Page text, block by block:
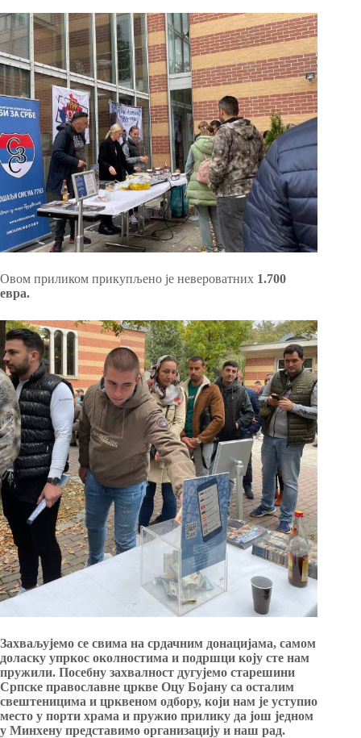
Овом приликом прикупљено је невероватних 1.700
евра.
Захваљујемо се свима на срдачним донацијама, самом
доласку упркос околностима и подршци коју сте нам
пружили. Посебну захвалност дугујемо старешини
Српске православне цркве Оцу Бојану са осталим
свештеницима и црквеном одбору, који нам је уступио
место у порти храма и пружио прилику да још једном
у Минхену представимо организацију и наш рад.